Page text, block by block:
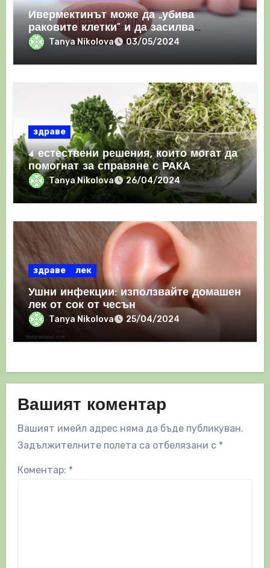
Ивермектинът може да „убива
раковите клетки“ и да засилва
имунния отговор
Tanya Nikolova 03/05/2024
здраве
4 естествени решения, които могат да
помогнат за справяне с РАКА
Tanya Nikolova 26/04/2024
здраве лек
Ушни инфекции: използвайте домашен
лек от сок от чесън
Tanya Nikolova 25/04/2024
Вашият коментар
Вашият имейл адрес няма да бъде публикуван.
Задължителните полета са отбелязани с *
Коментар: *